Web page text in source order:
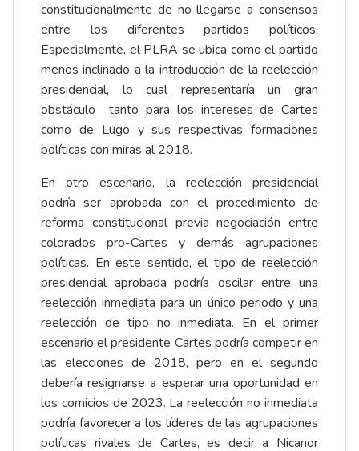
constitucionalmente de no llegarse a consensos
entre los diferentes partidos políticos.
Especialmente, el PLRA se ubica como el partido
menos inclinado a la introducción de la reelección
presidencial, lo cual representaría un gran
obstáculo tanto para los intereses de Cartes
como de Lugo y sus respectivas formaciones
políticas con miras al 2018.
En otro escenario, la reelección presidencial
podría ser aprobada con el procedimiento de
reforma constitucional previa negociación entre
colorados pro-Cartes y demás agrupaciones
políticas. En este sentido, el tipo de reelección
presidencial aprobada podría oscilar entre una
reelección inmediata para un único periodo y una
reelección de tipo no inmediata. En el primer
escenario el presidente Cartes podría competir en
las elecciones de 2018, pero en el segundo
debería resignarse a esperar una oportunidad en
los comicios de 2023. La reelección no inmediata
podría favorecer a los líderes de las agrupaciones
políticas rivales de Cartes, es decir a Nicanor